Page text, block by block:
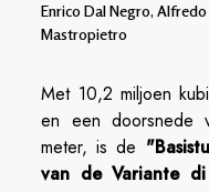
Enrico Dal Negro,
Mastropietro
Met 10,2 miljoen
en een doorsnede
meter, is de
van de Variante